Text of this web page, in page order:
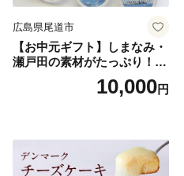
広島県尾道市
【お中元ギフト】しまなみ・
瀬戸田の素材がたっぷり！ジ
10,000円